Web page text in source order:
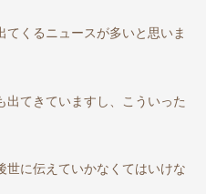
てくるニュースが多いと思いま
出てきていますし、こういった
世に伝えていかなくてはいけな